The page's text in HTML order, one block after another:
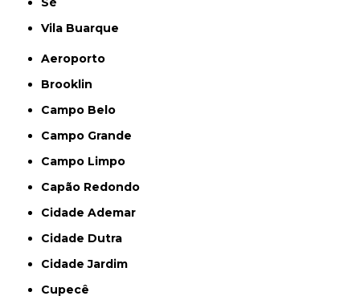
Vila Buarque
Aeroporto
Brooklin
Campo Belo
Campo Grande
Campo Limpo
Capão Redondo
Cidade Ademar
Cidade Dutra
Cidade Jardim
Cupecê